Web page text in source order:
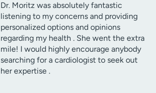
Dr. Moritz was absolutely fantastic
listening to my concerns and providing
personalized options and opinions
regarding my health . She went the extra
mile! I would highly encourage anybody
searching for a cardiologist to seek out
her expertise .